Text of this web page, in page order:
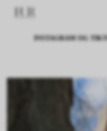
INSTAGRAM OG